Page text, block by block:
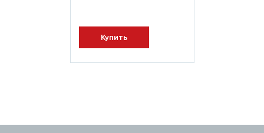
Купить